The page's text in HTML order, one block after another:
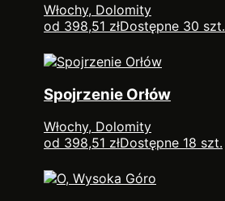
Włochy, Dolomity
od 398,51 złDostępne 30 szt.
Spojrzenie Orłów
Włochy, Dolomity
od 398,51 złDostępne 18 szt.